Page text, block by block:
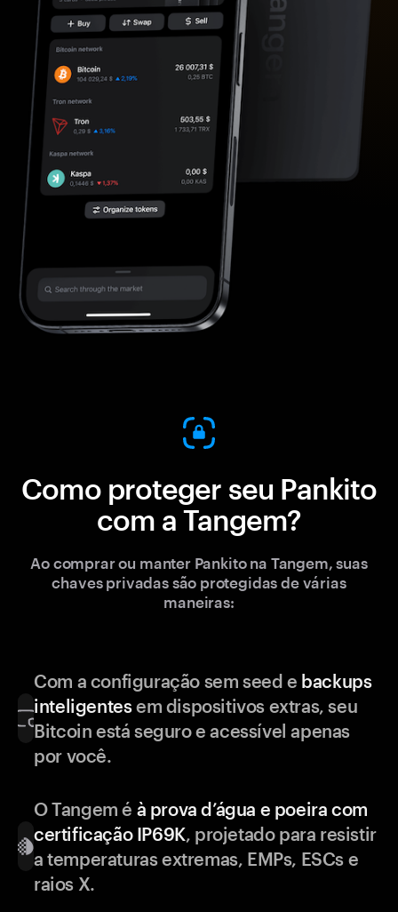
Como proteger seu Pankito
com a Tangem?
Ao comprar ou manter Pankito na Tangem, suas
chaves privadas são protegidas de várias
maneiras:
Com a configuração sem seed e backups
inteligentesem dispositivos extras, seu
Bitcoin está seguro e acessível apenas
por você.
O Tangem é à prova d’água e poeira com
certificação IP69K, projetado para resistir
a temperaturas extremas, EMPs, ESCs e
raios X.